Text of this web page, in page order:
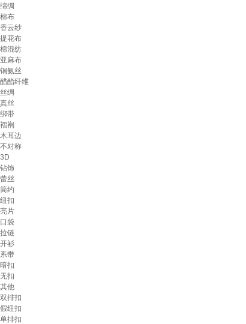
绵绸
棉布
香云纱
提花布
棉混纺
亚麻布
铜氨丝
醋酯纤维
丝绸
真丝
绑带
褶裥
木耳边
不对称
3D
钻饰
蕾丝
简约
纽扣
亮片
口袋
拉链
开衫
系带
暗扣
无扣
其他
双排扣
假纽扣
单排扣